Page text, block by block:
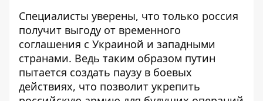
Специалисты уверены, что только россия
получит выгоду от временного
соглашения с Украиной и западными
странами. Ведь таким образом путин
пытается создать паузу в боевых
действиях, что позволит укрепить